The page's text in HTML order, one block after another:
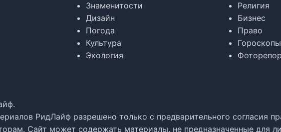
Знаменитости
Дизайн
Погода
Культура
Экология
Религия
Бизнес
Право
Гороскопы
РидЛайф разрешено только с предварительного согласия
Сайт может содержать материалы, не предназначенные для